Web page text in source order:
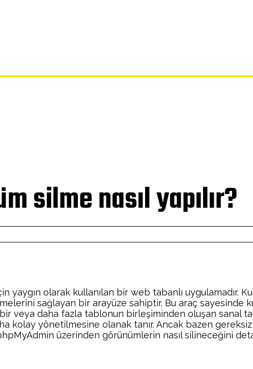
silme nasıl yapılır?
olarak kullanılan bir web tabanlı uygulamadır.
sağlayan bir arayüze sahiptir. Bu araç sayesinde
veya daha fazla tablonun birleşiminden oluşan sanal
kolay yönetilmesine olanak tanır. Ancak bazen
üzerinden görünümlerin nasıl silineceğini